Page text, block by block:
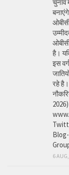
चुनाव
है।
इस
रहे है।
6